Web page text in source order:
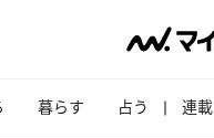
暮らす 占う 連載